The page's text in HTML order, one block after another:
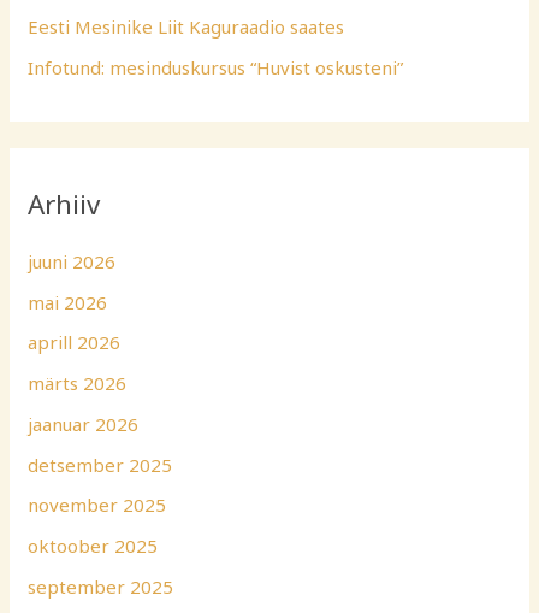
Eesti Mesinike Liit Kaguraadio saates
Infotund: mesinduskursus “Huvist oskusteni”
Arhiiv
juuni 2026
mai 2026
aprill 2026
märts 2026
jaanuar 2026
detsember 2025
november 2025
oktoober 2025
september 2025